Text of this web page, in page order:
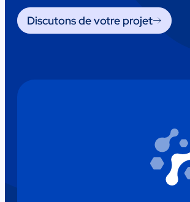
Discutons de votre projet